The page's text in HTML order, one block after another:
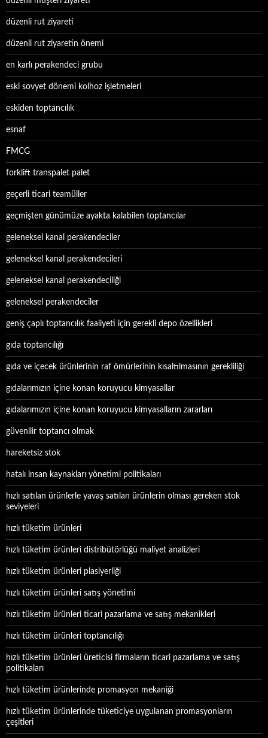
düzenli rut ziyareti
düzenli rut ziyaretin önemi
en karlı perakendeci grubu
eski sovyet dönemi kolhoz işletmeleri
eskiden toptancılık
esnaf
FMCG
forklift transpalet palet
geçerli ticari teamüller
geçmişten günümüze ayakta kalabilen toptancılar
geleneksel kanal perakendeciler
geleneksel kanal perakendecileri
geleneksel kanal perakendeciliği
geleneksel perakendeciler
geniş çaplı toptancılık faaliyeti için gerekli depo özellikleri
gıda toptancılığı
gıda ve içecek ürünlerinin raf ömürlerinin kısaltılmasının gerekliliği
gıdalarımızın içine konan koruyucu kimyasallar
gıdalarımızın içine konan koruyucu kimyasalların zararları
güvenilir toptancı olmak
hareketsiz stok
hatalı insan kaynakları yönetimi politikaları
hızlı satılan ürünlerle yavaş satılan ürünlerin olması gereken stok
seviyeleri
hızlı tüketim ürünleri
hızlı tüketim ürünleri distribütörlüğü maliyet analizleri
hızlı tüketim ürünleri plasiyerliği
hızlı tüketim ürünleri satış yönetimi
hızlı tüketim ürünleri ticari pazarlama ve satış mekanikleri
hızlı tüketim ürünleri toptancılığı
hızlı tüketim ürünleri üreticisi firmaların ticari pazarlama ve satış
politikaları
hızlı tüketim ürünlerinde promasyon mekaniği
hızlı tüketim ürünlerinde tüketiciye uygulanan promasyonların
çeşitleri